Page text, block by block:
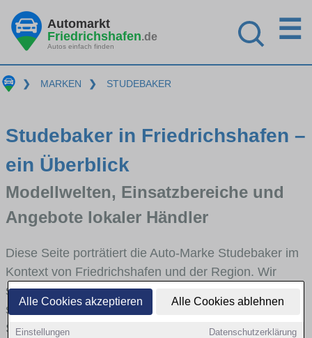
Alle Cookies akzeptieren Alle Cookies ablehnen
Einstellungen Datenschutzerklärung
Automarkt
Friedrichshafen.de
Autos einfach finden
☰
❯ MARKEN ❯ STUDEBAKER
Studebaker in Friedrichshafen –
ein Überblick
Modellwelten, Einsatzbereiche und
Angebote lokaler Händler
Diese Seite porträtiert die Auto-Marke Studebaker im
Kontext von Friedrichshafen und der Region. Wir
skizzieren, in welchen Fahrzeugklassen Studebaker
stark vertreten ist, welche Modellreihen häufig im
Stadt- und Umlandverkehr zu sehen sind und für